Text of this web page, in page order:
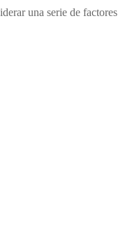
una serie de factores